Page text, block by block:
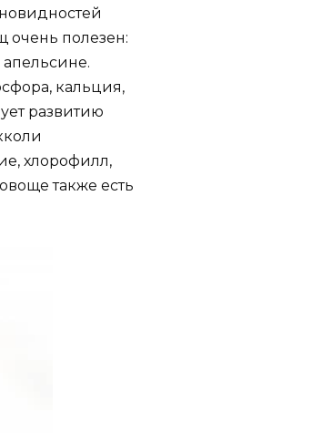
очень полезен:
кальция,
развитию
хлорофилл,
также есть